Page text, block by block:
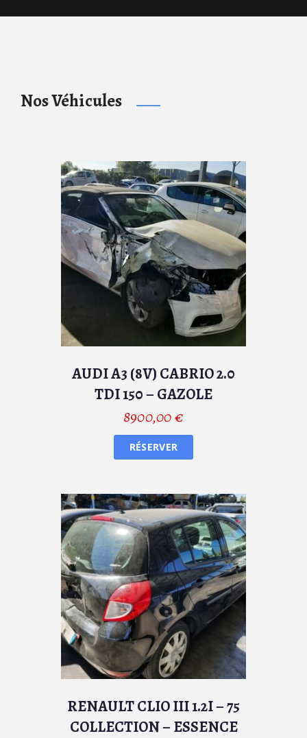
Nos Véhicules
AUDI A3 (8V) CABRIO 2.0
TDI 150 – GAZOLE
8900,00€
RÉSERVER
RENAULT CLIO III 1.2I – 75
COLLECTION – ESSENCE